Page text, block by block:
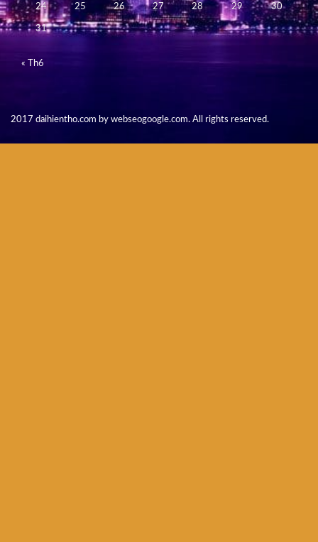
24 25 26 27 28 29 30
31
« Th6
2017 daihientho.com by webseogoogle.com. All rights reserved.